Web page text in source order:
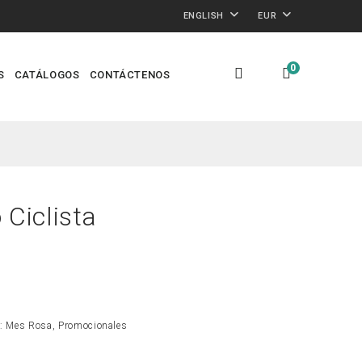
ENGLISH EUR
CATÁLOGOS CONTÁCTENOS
0
Ciclista
Mes Rosa , Promocionales